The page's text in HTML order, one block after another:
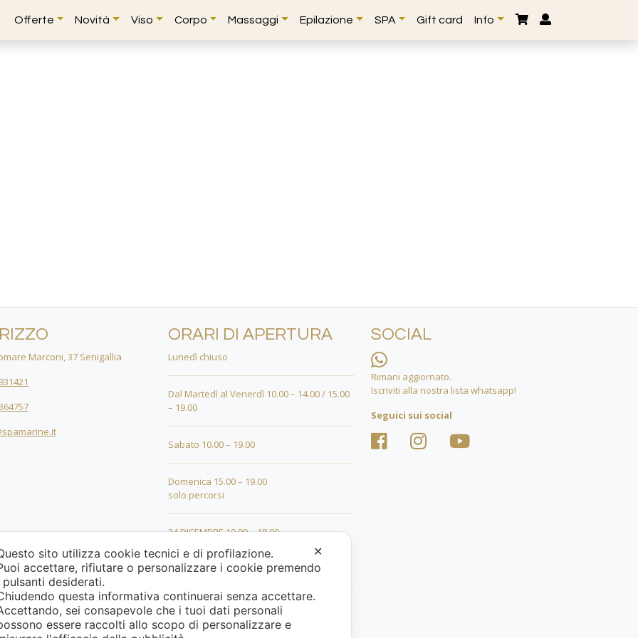
Offerte Novità Viso Corpo Massaggi Epilazione SPA Gift card Info
Marconi, 37 Senigallia
ORARI DI APERTURA
Lunedì chiuso
Dal Martedì al Venerdì 10.00 – 14.00 / 15.00
– 19.00
Sabato 10.00 – 19.00
Domenica 15.00 – 19.00
solo percorsi
24 DICEMBRE 10.00 – 18.00
25 DICEMBRE 15.00 – 19.00
26 DICEMBRE 15.00 – 19.00
SOCIAL
Rimani aggiornato.
Iscriviti alla nostra lista whatsapp!
Seguici sui social
✕
sito utilizza cookie tecnici e di profilazione.
accettare, rifiutare o personalizzare i cookie premendo
pulsanti desiderati.
questa informativa continuerai senza accettare.
sei consapevole che i tuoi dati personali
essere raccolti allo scopo di personalizzare e